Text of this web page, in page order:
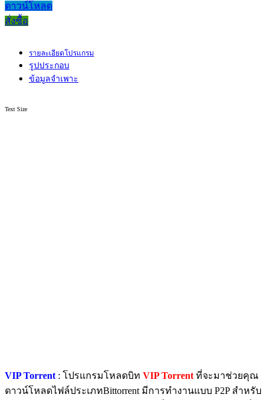
ดาวน์โหลด
สั่งซื้อ
รายละเอียดโปรแกรม
รูปประกอบ
ข้อมูลจำเพาะ
Text Size
VIP Torrent: โปรแกรมโหลดบิท VIP Torrentที่จะมาช่วยคุณ
ดาวน์โหลดไฟล์ประเภทBittorrent มีการทำงานแบบ P2P สำหรับ